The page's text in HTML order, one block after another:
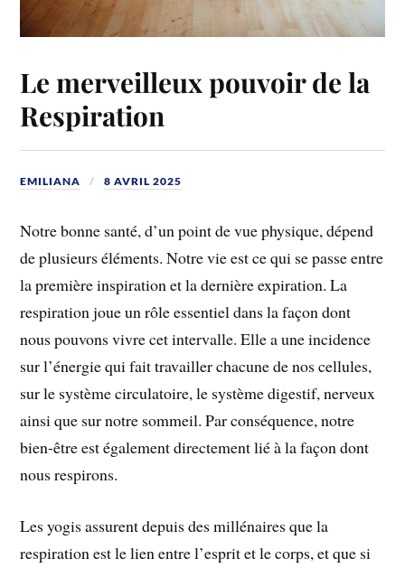
Le merveilleux pouvoir de la
Respiration
EMILIANA 8 AVRIL 2025
Notre bonne santé, d’un point de vue physique, dépend
de plusieurs éléments. Notre vie est ce qui se passe entre
la première inspiration et la dernière expiration. La
respiration joue un rôle essentiel dans la façon dont
nous pouvons vivre cet intervalle. Elle a une incidence
sur l’énergie qui fait travailler chacune de nos cellules,
sur le système circulatoire, le système digestif, nerveux
ainsi que sur notre sommeil. Par conséquence, notre
bien-être est également directement lié à la façon dont
nous respirons.
Les yogis assurent depuis des millénaires que la
respiration est le lien entre l’esprit et le corps, et que si